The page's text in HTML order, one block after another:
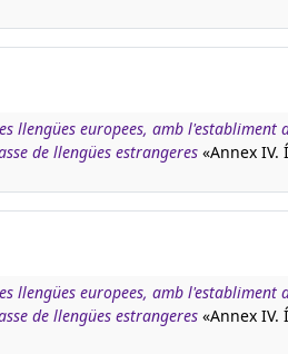
llengües europees, amb l'establiment
de llengües estrangeres «Annex IV.
llengües europees, amb l'establiment
de llengües estrangeres «Annex IV.